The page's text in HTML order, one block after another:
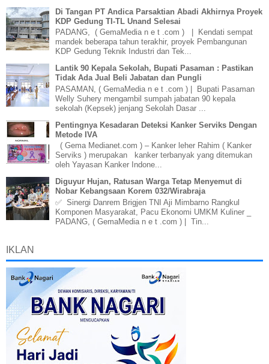
Di Tangan PT Andica Parsaktian Abadi Akhirnya Proyek
KDP Gedung TI-TL Unand Selesai
PADANG, ( GemaMedia n e t .com ) | Kendati sempat
mandek beberapa tahun terakhir, proyek Pembangunan
KDP Gedung Teknik Industri dan Tek...
Lantik 90 Kepala Sekolah, Bupati Pasaman : Pastikan
Tidak Ada Jual Beli Jabatan dan Pungli
PASAMAN, ( GemaMedia n e t .com ) | Bupati Pasaman
Welly Suhery mengambil sumpah jabatan 90 kepala
sekolah (Kepsek) jenjang Sekolah Dasar ...
Pentingnya Kesadaran Deteksi Kanker Serviks Dengan
Metode IVA
( Gema Medianet.com ) – Kanker leher Rahim ( Kanker
Serviks ) merupakan kanker terbanyak yang ditemukan
oleh Yayasan Kanker Indone...
Diguyur Hujan, Ratusan Warga Tetap Menyemut di
Nobar Kebangsaan Korem 032/Wirabraja
✅ Sinergi Danrem Brigjen TNI Aji Mimbarno Rangkul
Komponen Masyarakat, Pacu Ekonomi UMKM Kuliner _
PADANG, ( GemaMedia n e t .com ) | Tin...
IKLAN